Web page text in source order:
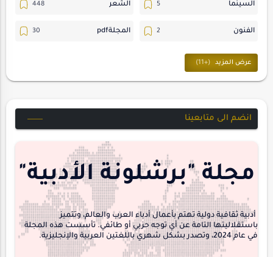
السينما الشعر
الفنون المجلةpdf
المسرح
هايكو
interview
انضم الى متابعينا
مجلة "برشلونة الأدبية"
أدبية ثقافية دولية تهتم بأعمال أدباء العرب والعالم، وتتميز
باستقلاليتها التامة عن أي توجه حزبي أو طائفي. تأسست هذه المجلة
في عام 2024، وتصدر بشكل شهري باللغتين العربية والإنجليزية.